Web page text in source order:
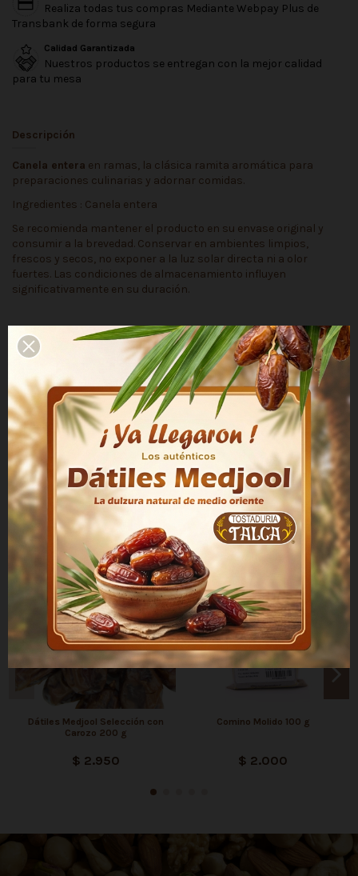
Realiza todas tus compras Mediante Webpay Plus de
Transbank de forma segura
Calidad Garantizada
Nuestros productos se entregan con la mejor calidad
para tu mesa
Descripción
Canela entera en ramas, la clásica ramita aromática para
preparaciones culinarias y adornar comidas.
Ingredientes : Canela entera
Se recomienda mantener el producto en su envase original y
consumir a la brevedad. Conservar en ambientes limpios,
frescos y secos, no exponer a la luz solar directa ni a olor
fuertes. Las condiciones de almacenamiento influyen
significativamente en su duración.
Detalles del producto
Canela entera
Contenido Neto
50 g
Marca
Tostaduría Talca
País de Origen
Importado
Los clientes que adquirieron este producto también
compraron:
Dátiles Medjool Selección con
Carozo 200 g
$ 2.950
Comino Molido 100 g
$ 2.000